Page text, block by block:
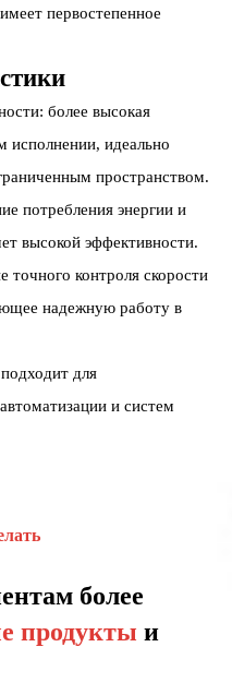
первостепенное
более высокая
исполнении, идеально
пространством.
потребления энергии и
высокой эффективности.
точного контроля скорости
надежную работу в
для
и систем
более
продукты и